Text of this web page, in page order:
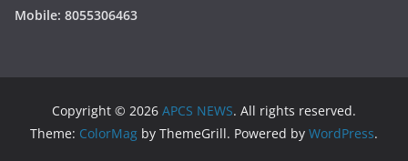
Mobile: 8055306463
Copyright © 2026 APCS NEWS. All rights reserved.
Theme: ColorMag by ThemeGrill. Powered by WordPress.